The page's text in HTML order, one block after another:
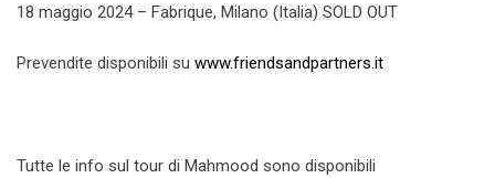
18 maggio 2024 – Fabrique, Milano (Italia) SOLD OUT
Prevendite disponibili su www.friendsandpartners.it
Tutte le info sul tour di Mahmood sono disponibili